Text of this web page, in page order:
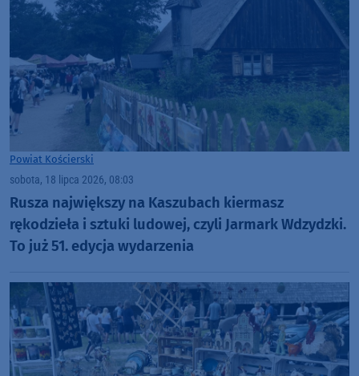
Powiat Kościerski
sobota, 18 lipca 2026, 08:03
Rusza największy na Kaszubach kiermasz
rękodzieła i sztuki ludowej, czyli Jarmark Wdzydzki.
To już 51. edycja wydarzenia